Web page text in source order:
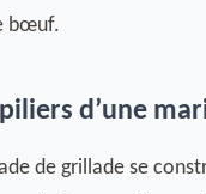
bœuf.
d’une
de grillade se